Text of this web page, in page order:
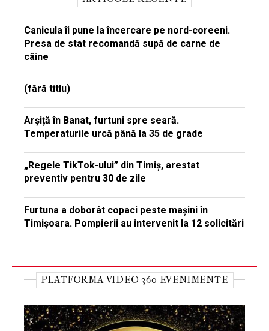
Canicula îi pune la încercare pe nord-coreeni.
Presa de stat recomandă supă de carne de
câine
(fără titlu)
Arșiță în Banat, furtuni spre seară.
Temperaturile urcă până la 35 de grade
„Regele TikTok-ului” din Timiș, arestat
preventiv pentru 30 de zile
Furtuna a doborât copaci peste mașini în
Timișoara. Pompierii au intervenit la 12 solicitări
PLATFORMA VIDEO 360 EVENIMENTE